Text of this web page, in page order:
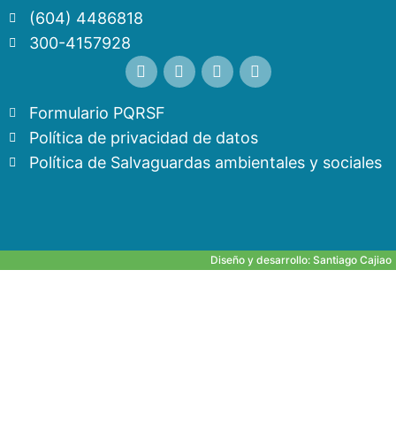
(604) 4486818
300-4157928
Formulario PQRSF
Política de privacidad de datos
Política de Salvaguardas ambientales y sociales
Diseño y desarrollo: Santiago Cajiao